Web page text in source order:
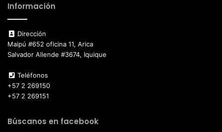
Información
Dirección
Maipú #652 oficina 11, Arica
Salvador Allende #3674, Iquique
Teléfonos
+57 2 269150
+57 2 269151
Búscanos en facebook